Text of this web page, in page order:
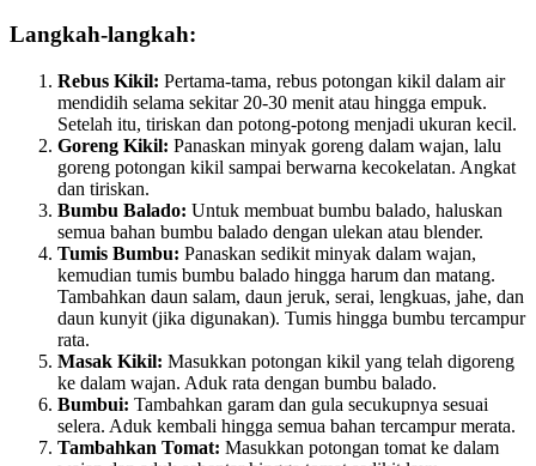
Langkah-langkah:
Rebus Kikil: Pertama-tama, rebus potongan kikil dalam air
mendidih selama sekitar 20-30 menit atau hingga empuk.
Setelah itu, tiriskan dan potong-potong menjadi ukuran kecil.
Goreng Kikil: Panaskan minyak goreng dalam wajan, lalu
goreng potongan kikil sampai berwarna kecokelatan. Angkat
dan tiriskan.
Bumbu Balado: Untuk membuat bumbu balado, haluskan
semua bahan bumbu balado dengan ulekan atau blender.
Tumis Bumbu: Panaskan sedikit minyak dalam wajan,
kemudian tumis bumbu balado hingga harum dan matang.
Tambahkan daun salam, daun jeruk, serai, lengkuas, jahe, dan
daun kunyit (jika digunakan). Tumis hingga bumbu tercampur
rata.
Masak Kikil: Masukkan potongan kikil yang telah digoreng
ke dalam wajan. Aduk rata dengan bumbu balado.
Bumbui: Tambahkan garam dan gula secukupnya sesuai
selera. Aduk kembali hingga semua bahan tercampur merata.
Tambahkan Tomat: Masukkan potongan tomat ke dalam